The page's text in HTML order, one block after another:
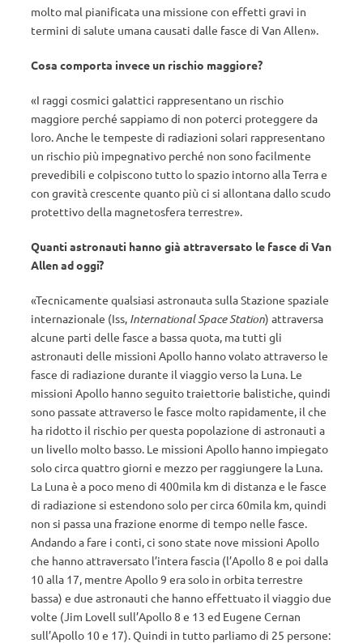
molto mal pianificata una missione con effetti gravi in
termini di salute umana causati dalle fasce di Van Allen».
Cosa comporta invece un rischio maggiore?
«I raggi cosmici galattici rappresentano un rischio
maggiore perché sappiamo di non poterci proteggere da
loro. Anche le tempeste di radiazioni solari rappresentano
un rischio più impegnativo perché non sono facilmente
prevedibili e colpiscono tutto lo spazio intorno alla Terra e
con gravità crescente quanto più ci si allontana dallo scudo
protettivo della magnetosfera terrestre».
Quanti astronauti hanno già attraversato le fasce di Van
Allen ad oggi?
«Tecnicamente qualsiasi astronauta sulla Stazione spaziale
internazionale (Iss, International Space Station) attraversa
alcune parti delle fasce a bassa quota, ma tutti gli
astronauti delle missioni Apollo hanno volato attraverso le
fasce di radiazione durante il viaggio verso la Luna. Le
missioni Apollo hanno seguito traiettorie balistiche, quindi
sono passate attraverso le fasce molto rapidamente, il che
ha ridotto il rischio per questa popolazione di astronauti a
un livello molto basso. Le missioni Apollo hanno impiegato
solo circa quattro giorni e mezzo per raggiungere la Luna.
La Luna è a poco meno di 400mila km di distanza e le fasce
di radiazione si estendono solo per circa 60mila km, quindi
non si passa una frazione enorme di tempo nelle fasce.
Andando a fare i conti, ci sono state nove missioni Apollo
che hanno attraversato l’intera fascia (l’Apollo 8 e poi dalla
10 alla 17, mentre Apollo 9 era solo in orbita terrestre
bassa) e due astronauti che hanno effettuato il viaggio due
volte (Jim Lovell sull’Apollo 8 e 13 ed Eugene Cernan
sull’Apollo 10 e 17). Quindi in tutto parliamo di 25 persone: